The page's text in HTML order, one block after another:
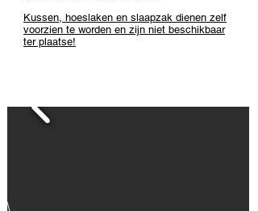
Kussen, hoeslaken en slaapzak dienen zelf
voorzien te worden en zijn niet beschikbaar
ter plaatse!